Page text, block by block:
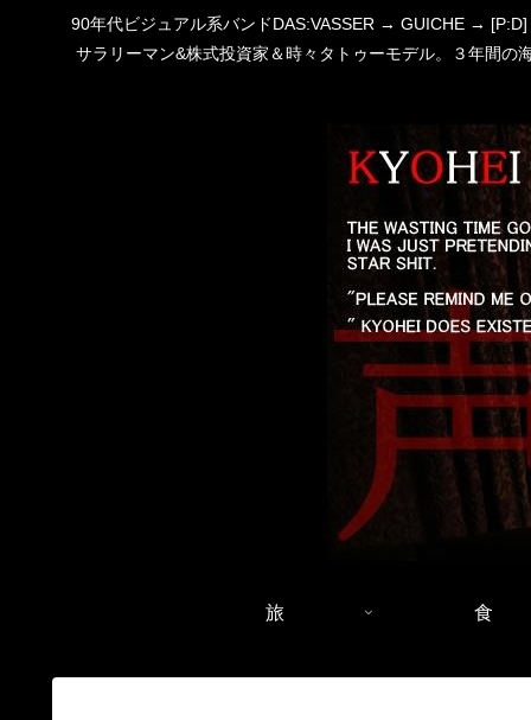
90年代ビジュアル系バンドDAS:VASSER → GUICHE →
サラリーマン&株式投資家＆時々タトゥーモデル。３年間
旅 食